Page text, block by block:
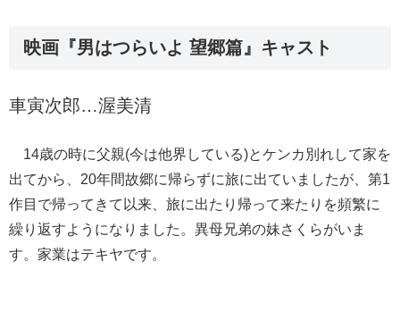
映画『男はつらいよ 望郷篇』キャスト
車寅次郎…渥美清
14歳の時に父親(今は他界している)とケンカ別れして家を
出てから、20年間故郷に帰らずに旅に出ていましたが、第1
作目で帰ってきて以来、旅に出たり帰って来たりを頻繁に
繰り返すようになりました。異母兄弟の妹さくらがいま
す。家業はテキヤです。